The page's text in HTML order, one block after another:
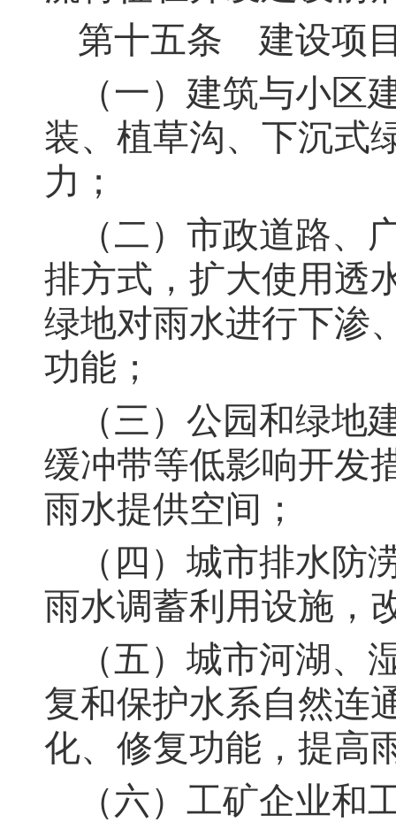
第十五条 建设项
（一）建筑与小区
装、植草沟、下沉式
力；
（二）市政道路、
排方式，扩大使用透
绿地对雨水进行下渗
功能；
（三）公园和绿地
缓冲带等低影响开发
雨水提供空间；
（四）城市排水防
雨水调蓄利用设施，
（五）城市河湖、
复和保护水系自然连
化、修复功能，提高
（六）工矿企业和